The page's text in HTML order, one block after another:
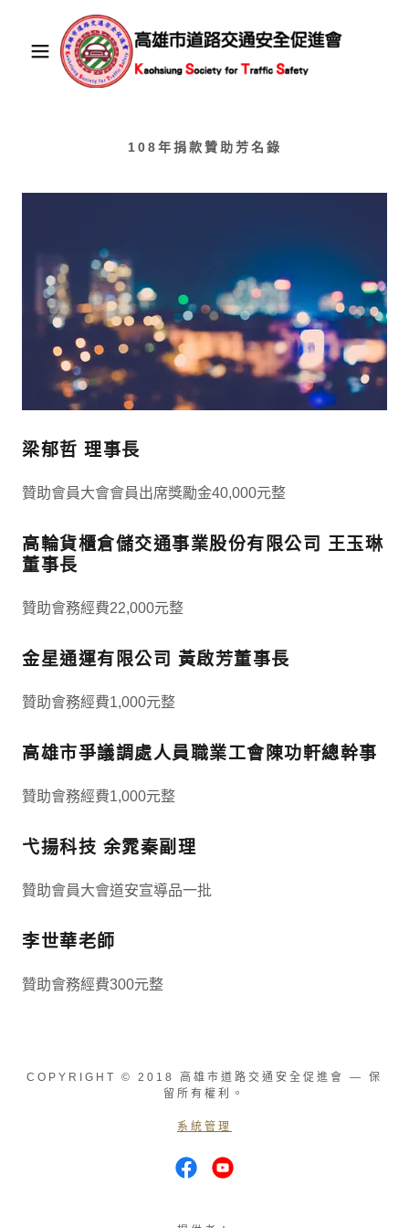
108年捐款贊助芳名錄
梁郁哲 理事長
贊助會員大會會員出席獎勵金40,000元整
高輪貨櫃倉儲交通事業股份有限公司 王玉琳
董事長
贊助會務經費22,000元整
金星通運有限公司 黃啟芳董事長
贊助會務經費1,000元整
高雄市爭議調處人員職業工會陳功軒總幹事
贊助會務經費1,000元整
弋揚科技 余雿秦副理
贊助會員大會道安宣導品一批
李世華老師
贊助會務經費300元整
COPYRIGHT © 2018 高雄市道路交通安全促進會 — 保
留所有權利。
系統管理